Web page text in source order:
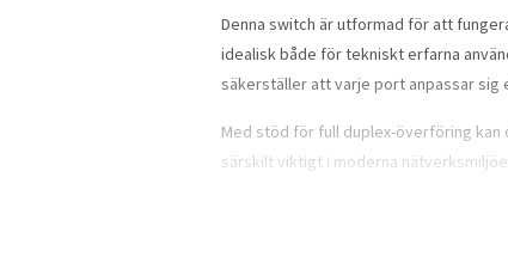
Denna switch är utformad för att
idealisk både för tekniskt erfarna
säkerställer att varje port anpassar
Med stöd för full duplex-överföring
särskilt viktigt i moderna
Switchens lagra-och-vidarebefordra-
nätverkets stabilitet. Denna metod